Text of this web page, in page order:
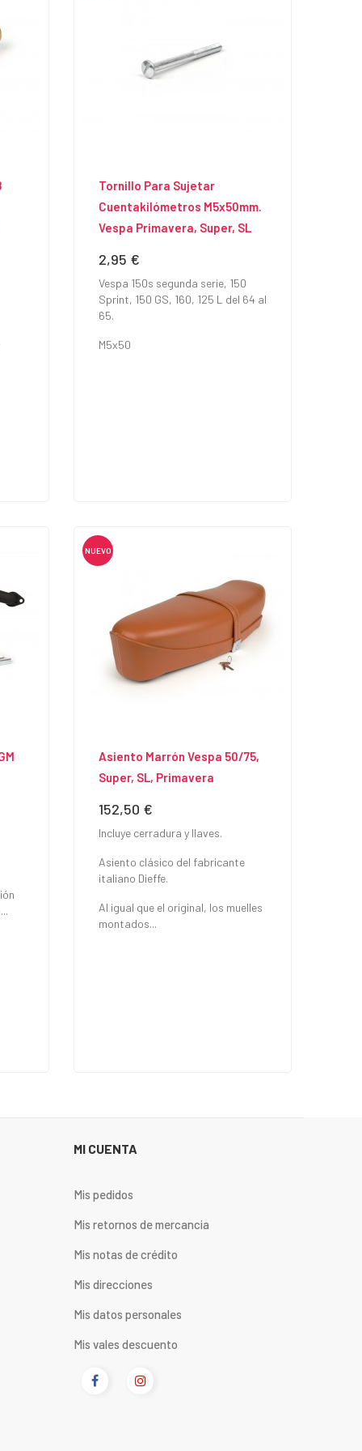
Tornillo Para Sujetar
Cuentakilómetros M5x50mm.
Vespa Primavera, Super, SL
Precio
2,95 €
Vespa 150s segunda serie, 150
Sprint, 150 GS, 160, 125 L del 64 al
65.
M5x50
NUEVO
Asiento Marrón Vespa 50/75,
Super, SL, Primavera
Precio
152,50 €
Incluye cerradura y llaves.
Asiento clásico del fabricante
italiano Dieffe.
Al igual que el original, los muelles
montados...
MI CUENTA
Mis pedidos
Mis retornos de mercancia
Mis notas de crédito
Mis direcciones
Mis datos personales
Mis vales descuento